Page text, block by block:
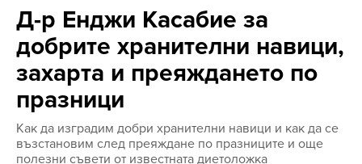
Enter
Д-р Енджи Касабие за
добрите хранителни навици,
захарта и преяждането по
празници
Как да изградим добри хранителни навици и как да се
възстановим след преяждане по празниците и още
полезни съвети от известната диетоложка